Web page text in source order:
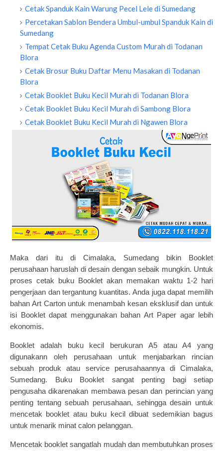
Cetak Spanduk Kain Warung Pecel Lele di Sumedang
Percetakan Sablon Bendera Umbul-umbul Spanduk Kain di
Sumedang
Tempat Cetak Buku Agenda Custom Murah di Todanan
Blora
Cetak Brosur Buku Daftar Menu Masakan di Todanan
Blora
Cetak Booklet Buku Kecil Murah di Todanan Blora
Cetak Booklet Buku Kecil Murah di Sambong Blora
Cetak Booklet Buku Kecil Murah di Ngawen Blora
Maka dari itu di Cimalaka, Sumedang bikin Booklet
perusahaan haruslah di desain dengan sebaik mungkin. Untuk
proses cetak buku Booklet akan memakan waktu 1-2 hari
pengerjaan dan tergantung kuantitas. Anda juga dapat memilih
bahan Art Carton untuk menambah kesan eksklusif dan untuk
isi Booklet dapat menggunakan bahan Art Paper agar lebih
ekonomis.
Booklet adalah buku kecil berukuran A5 atau A4 yang
digunakann oleh perusahaan untuk menjabarkan rincian
sebuah produk atau service perusahaannya di Cimalaka,
Sumedang. Buku Booklet sangat penting bagi setiap
pengusaha dikarenakan membawa pesan dan perincian yang
penting tentang sebuah perusahaan, sehingga desain untuk
mencetak booklet atau buku kecil dibuat sedemikian bagus
untuk menarik minat calon pelanggan.
Mencetak booklet sangatlah mudah dan membutuhkan proses